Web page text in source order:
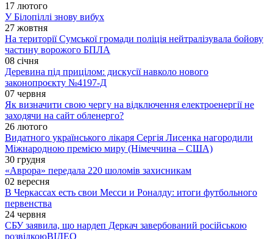
17 лютого
У Білопіллі знову вибух
27 жовтня
На території Сумської громади поліція нейтралізувала бойову
частину ворожого БПЛА
08 січня
Деревина під прицілом: дискусії навколо нового
законопроєкту №4197-Д
07 червня
Як визначити свою чергу на відключення електроенергії не
заходячи на сайт обленерго?
26 лютого
Видатного українського лікаря Сергія Лисенка нагородили
Міжнародною премією миру (Німеччина – США)
30 грудня
«Аврора» передала 220 шоломів захисникам
02 вересня
В Черкассах есть свои Месси и Роналду: итоги футбольного
первенства
24 червня
СБУ заявила, що нардеп Деркач завербований російською
розвідкоюВІДЕО